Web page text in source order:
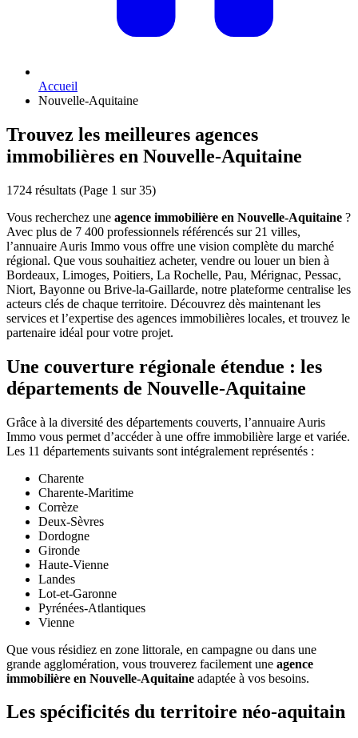
Accueil
Nouvelle-Aquitaine
Trouvez les meilleures agences
immobilières en Nouvelle-Aquitaine
1724 résultats (Page 1 sur 35)
Vous recherchez une agence immobilière en Nouvelle-Aquitaine ?
Avec plus de 7 400 professionnels référencés sur 21 villes,
l’annuaire Auris Immo vous offre une vision complète du marché
régional. Que vous souhaitiez acheter, vendre ou louer un bien à
Bordeaux, Limoges, Poitiers, La Rochelle, Pau, Mérignac, Pessac,
Niort, Bayonne ou Brive-la-Gaillarde, notre plateforme centralise les
acteurs clés de chaque territoire. Découvrez dès maintenant les
services et l’expertise des agences immobilières locales, et trouvez le
partenaire idéal pour votre projet.
Une couverture régionale étendue : les
départements de Nouvelle-Aquitaine
Grâce à la diversité des départements couverts, l’annuaire Auris
Immo vous permet d’accéder à une offre immobilière large et variée.
Les 11 départements suivants sont intégralement représentés :
Charente
Charente-Maritime
Corrèze
Deux-Sèvres
Dordogne
Gironde
Haute-Vienne
Landes
Lot-et-Garonne
Pyrénées-Atlantiques
Vienne
Que vous résidiez en zone littorale, en campagne ou dans une
grande agglomération, vous trouverez facilement une agence
immobilière en Nouvelle-Aquitaine adaptée à vos besoins.
Les spécificités du territoire néo-aquitain